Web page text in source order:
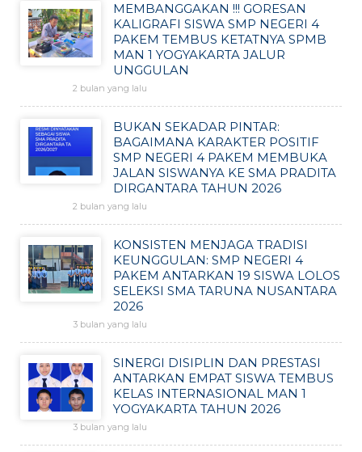
MEMBANGGAKAN !!! GORESAN
KALIGRAFI SISWA SMP NEGERI 4
PAKEM TEMBUS KETATNYA SPMB
MAN 1 YOGYAKARTA JALUR
UNGGULAN
2 bulan yang lalu
BUKAN SEKADAR PINTAR:
BAGAIMANA KARAKTER POSITIF
SMP NEGERI 4 PAKEM MEMBUKA
JALAN SISWANYA KE SMA PRADITA
DIRGANTARA TAHUN 2026
2 bulan yang lalu
KONSISTEN MENJAGA TRADISI
KEUNGGULAN: SMP NEGERI 4
PAKEM ANTARKAN 19 SISWA LOLOS
SELEKSI SMA TARUNA NUSANTARA
2026
3 bulan yang lalu
SINERGI DISIPLIN DAN PRESTASI
ANTARKAN EMPAT SISWA TEMBUS
KELAS INTERNASIONAL MAN 1
YOGYAKARTA TAHUN 2026
3 bulan yang lalu